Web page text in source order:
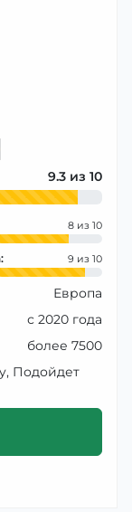
9.3
8
9
Европа
с 2020 года
более 7500
Подойдет